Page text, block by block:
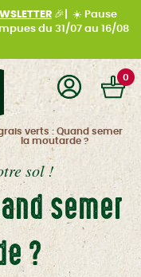
🎉| ☀️ Pause
du 31/07 au 16/08
0
verts : Quand semer
la moutarde ?
sol !
semer
?